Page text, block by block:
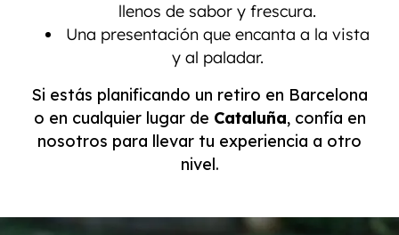
llenos de sabor y frescura.
Una presentación que encanta a la vista
y al paladar.
Si estás planificando un retiro en Barcelona
o en cualquier lugar de Cataluña, confía en
nosotros para llevar tu experiencia a otro
nivel.